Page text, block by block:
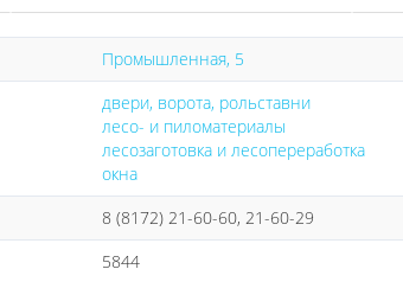
Промышленная, 5
двери, ворота, рольставни
лесо- и пиломатериалы
лесозаготовка и лесопереработка
окна
8 (8172) 21-60-60, 21-60-29
5844